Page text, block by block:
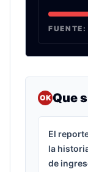
OKQue
El
la
de